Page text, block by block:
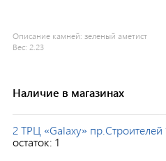
Описание камней: зеленый аметист
Вес: 2.23
Наличие в магазинах
2 ТРЦ «Galaxy» пр.Строителей
остаток: 1